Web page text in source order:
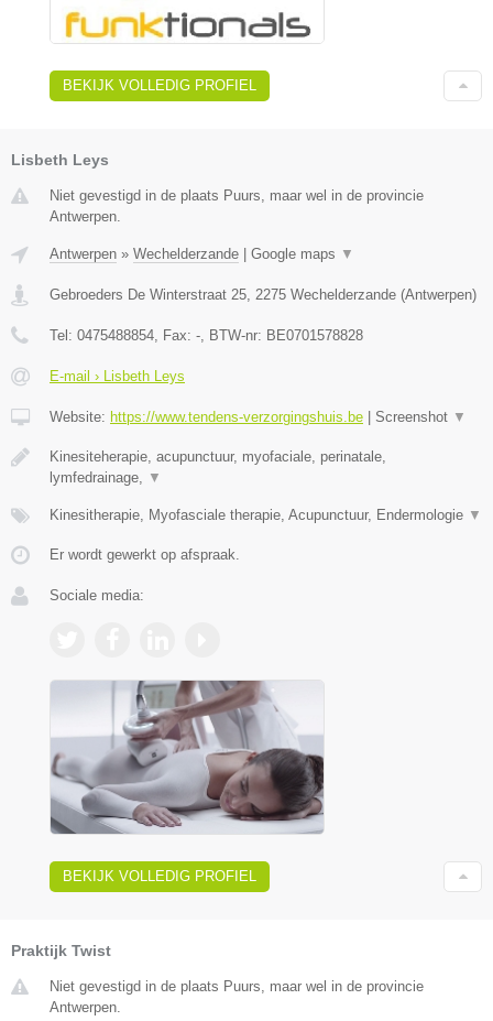
BEKIJK VOLLEDIG PROFIEL
Lisbeth Leys
Niet gevestigd in de plaats Puurs, maar wel in de provincie
Antwerpen.
Antwerpen » Wechelderzande Google maps ▼
Gebroeders De Winterstraat 25, 2275 Wechelderzande (Antwerpen)
Tel: 0475488854, Fax: -, BTW-nr: BE0701578828
E-mail › Lisbeth Leys
Website: https://www.tendens-verzorgingshuis.be Screenshot ▼
Kinesiteherapie, acupunctuur, myofaciale, perinatale,
lymfedrainage, ▼
Kinesitherapie, Myofasciale therapie, Acupunctuur, Endermologie ▼
Er wordt gewerkt op afspraak.
Sociale media:
BEKIJK VOLLEDIG PROFIEL
Praktijk Twist
Niet gevestigd in de plaats Puurs, maar wel in de provincie
Antwerpen.